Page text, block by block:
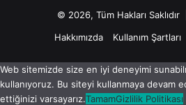
© 2026, Tüm Hakları
Hakkımızda
Kullanım Şartları
Web sitemizde size en iyi deneyimi
kullanıyoruz. Bu siteyi kullanmaya devam
ettiğinizi varsayarız.TamamGizlilik Politikası